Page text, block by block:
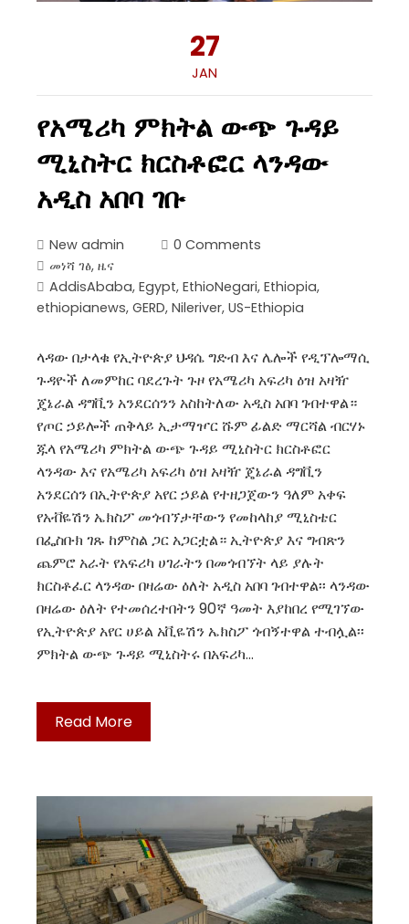
27
JAN
የአሜሪካ ምክትል ውጭ ጉዳይ
ሚኒስትር ክርስቶፎር ላንዳው
አዲስ አበባ ገቡ
New admin
0 Comments
መነሻ ገፅ, ዜና
AddisAbaba, Egypt, EthioNegari, Ethiopia,
ethiopianews, GERD, Nileriver, US-Ethiopia
ላዳው በታላቁ የኢትዮጵያ ህዳሴ ግድብ እና ሌሎች የዲፕሎማሲ
ጉዳዮች ለመምከር ባደረጉት ጉዞ የአሜሪካ አፍሪካ ዕዝ አዛዥ
ጄኔራል ዳግቪን አንደርሰንን አስከትለው አዲስ አበባ ገብተዋል።
የጦር ኃይሎች ጠቅላይ ኢታማዦር ሹም ፊልድ ማርሻል ብርሃኑ
ጁላ የአሜሪካ ምክትል ውጭ ጉዳይ ሚኒስትር ክርስቶፎር
ላንዳው እና የአሜሪካ አፍሪካ ዕዝ አዛዥ ጄኔራል ዳግቪን
አንደርሰን በኢትዮጵያ አየር ኃይል የተዘጋጀውን ዓለም አቀፍ
የአቭዬሽን ኤክስፖ መጎብኘታቸውን የመከላከያ ሚኒስቴር
በፌስቡክ ገጹ ከምስል ጋር አጋርቷል። ኢትዮጵያ እና ግብጽን
ጨምሮ አራት የአፍሪካ ሀገራትን በመጎብኘት ላይ ያሉት
ክርስቶፈር ላንዳው በዛሬው ዕለት አዲስ አበባ ገብተዋል፡፡ ላንዳው
በዛሬው ዕለት የተመሰረተበትን 90ኛ ዓመት እያከበረ የሚገኘው
የኢትዮጵያ አየር ሀይል አቪዬሽን ኤክስፖ ጎብኝተዋል ተብሏል፡፡
ምክትል ውጭ ጉዳይ ሚኒስትሩ በአፍሪካ…
Read More